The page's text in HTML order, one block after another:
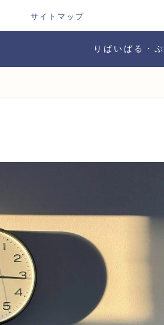
サイトマップ
りばいばる・